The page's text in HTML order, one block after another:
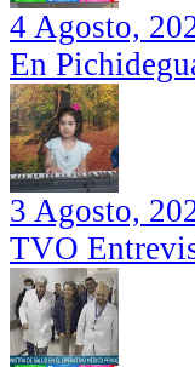
4 Agosto,
En
3 Agosto,
TVO